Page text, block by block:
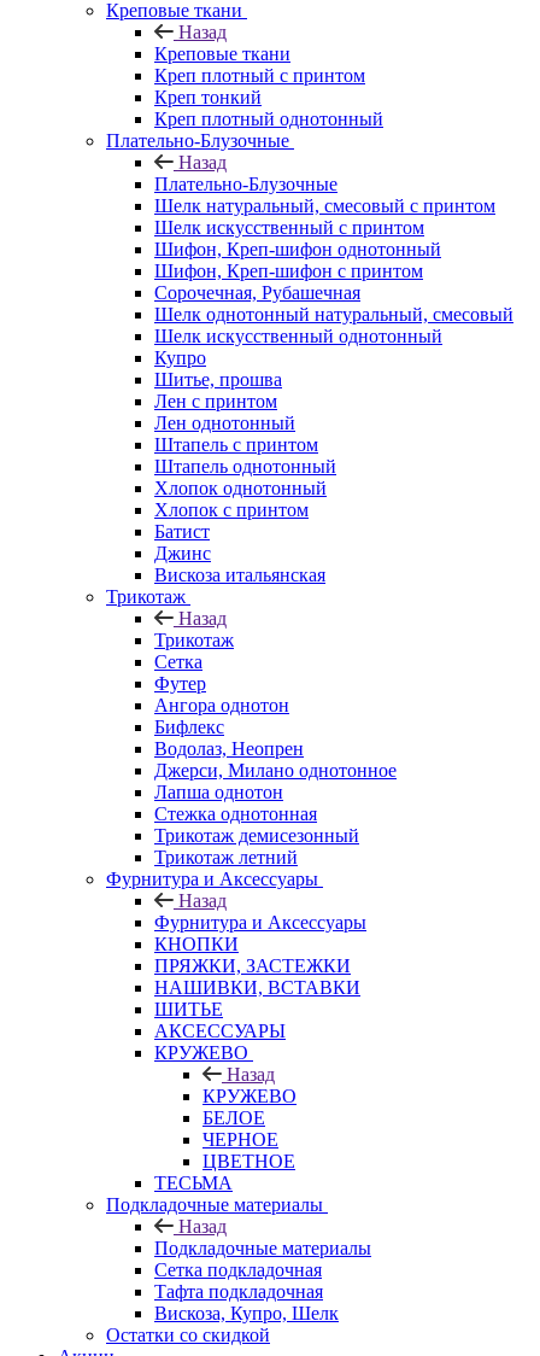
Креповые ткани
Назад
Креповые ткани
Креп плотный с принтом
Креп тонкий
Креп плотный однотонный
Плательно-Блузочные
Назад
Плательно-Блузочные
Шелк натуральный, смесовый с принтом
Шелк искусственный с принтом
Шифон, Креп-шифон однотонный
Шифон, Креп-шифон с принтом
Сорочечная, Рубашечная
Шелк однотонный натуральный, смесовый
Шелк искусственный однотонный
Купро
Шитье, прошва
Лен с принтом
Лен однотонный
Штапель с принтом
Штапель однотонный
Хлопок однотонный
Хлопок с принтом
Батист
Джинс
Вискоза итальянская
Трикотаж
Назад
Трикотаж
Сетка
Футер
Ангора однотон
Бифлекс
Водолаз, Неопрен
Джерси, Милано однотонное
Лапша однотон
Стежка однотонная
Трикотаж демисезонный
Трикотаж летний
Фурнитура и Аксессуары
Назад
Фурнитура и Аксессуары
КНОПКИ
ПРЯЖКИ, ЗАСТЕЖКИ
НАШИВКИ, ВСТАВКИ
ШИТЬЕ
АКСЕССУАРЫ
КРУЖЕВО
Назад
КРУЖЕВО
БЕЛОЕ
ЧЕРНОЕ
ЦВЕТНОЕ
ТЕСЬМА
Подкладочные материалы
Назад
Подкладочные материалы
Сетка подкладочная
Тафта подкладочная
Вискоза, Купро, Шелк
Остатки со скидкой